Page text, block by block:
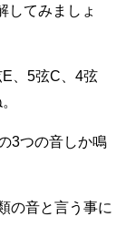
してみましょ
、5弦C、4弦
3つの音しか鳴
の音と言う事に